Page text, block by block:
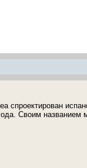
спроектирован
Своим названием